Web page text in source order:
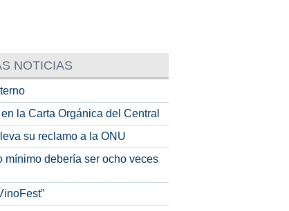
NOTICIAS
la Carta Orgánica del Central
su reclamo a la ONU
mínimo debería ser ocho veces